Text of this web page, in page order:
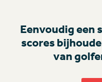
Eenvoudig een
scores
van